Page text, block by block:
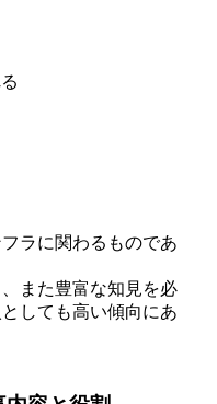
ラに関わるものであ
、また豊富な知見を必
しても高い傾向にあ